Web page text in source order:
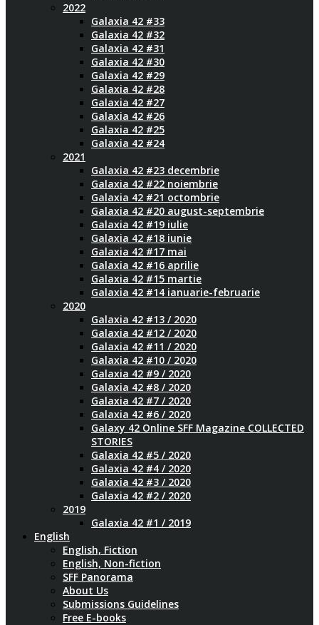
2022
Galaxia 42 #33
Galaxia 42 #32
Galaxia 42 #31
Galaxia 42 #30
Galaxia 42 #29
Galaxia 42 #28
Galaxia 42 #27
Galaxia 42 #26
Galaxia 42 #25
Galaxia 42 #24
2021
Galaxia 42 #23 decembrie
Galaxia 42 #22 noiembrie
Galaxia 42 #21 octombrie
Galaxia 42 #20 august-septembrie
Galaxia 42 #19 iulie
Galaxia 42 #18 iunie
Galaxia 42 #17 mai
Galaxia 42 #16 aprilie
Galaxia 42 #15 martie
Galaxia 42 #14 ianuarie-februarie
2020
Galaxia 42 #13 / 2020
Galaxia 42 #12 / 2020
Galaxia 42 #11 / 2020
Galaxia 42 #10 / 2020
Galaxia 42 #9 / 2020
Galaxia 42 #8 / 2020
Galaxia 42 #7 / 2020
Galaxia 42 #6 / 2020
Galaxy 42 Online SFF Magazine COLLECTED
STORIES
Galaxia 42 #5 / 2020
Galaxia 42 #4 / 2020
Galaxia 42 #3 / 2020
Galaxia 42 #2 / 2020
2019
Galaxia 42 #1 / 2019
English
English, Fiction
English, Non-fiction
SFF Panorama
About Us
Submissions Guidelines
Free E-books